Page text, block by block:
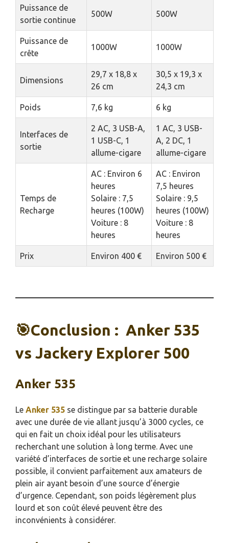
Puissance de
sortie continue
500W 500W
Puissance de
crête
1000W 1000W
Dimensions
29,7 x 18,8 x
26 cm
30,5 x 19,3 x
24,3 cm
Poids 7,6 kg 6 kg
Interfaces de
sortie
2 AC, 3 USB-A,
1 USB-C, 1
allume-cigare
1 AC, 3 USB-
A, 2 DC, 1
allume-cigare
Temps de
Recharge
AC : Environ 6
heures
Solaire : 7,5
heures (100W)
Voiture : 8
heures
AC : Environ
7,5 heures
Solaire : 9,5
heures (100W)
Voiture : 8
heures
Prix Environ 400 € Environ 500 €
🎯Conclusion : Anker 535
vs Jackery Explorer 500
Anker 535
Le Anker 535 se distingue par sa batterie durable
avec une durée de vie allant jusqu’à 3000 cycles, ce
qui en fait un choix idéal pour les utilisateurs
recherchant une solution à long terme. Avec une
variété d’interfaces de sortie et une recharge solaire
possible, il convient parfaitement aux amateurs de
plein air ayant besoin d’une source d’énergie
d’urgence. Cependant, son poids légèrement plus
lourd et son coût élevé peuvent être des
inconvénients à considérer.